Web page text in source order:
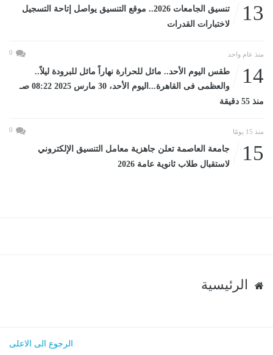
13
تنسيق الجامعات 2026.. موقع التنسيق يواصل إتاحة التسجيل
لاختبارات القدرات
منذ عام واحد 0
14
طقس اليوم الأحد.. مائل للحرارة نهاراً مائل للبرودة ليلاً..
والعظمى فى القاهرة...اليوم الأحد، 30 مارس 2025 08:22 صـ
منذ 55 دقيقة
منذ 15 يومًا 0
15
جامعة العاصمة تعلن جاهزية معامل التنسيق الإلكتروني
لاستقبال طلاب ثانوية عامة 2026
الرئيسية
الرجوع الى الاعلى